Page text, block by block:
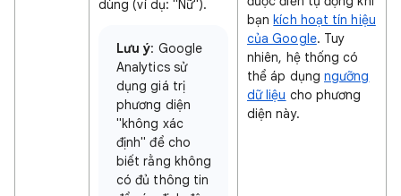
dùng (ví dụ: "Nữ").
Lưu ý: Google
Analytics sử
dụng giá trị
phương diện
"không xác
định" để cho
biết rằng không
có đủ thông tin
bạnkích hoạt tín hiệu
của Google. Tuy
nhiên, hệ thống có
thể áp dụng ngưỡng
dữ liệu cho phương
diện này.